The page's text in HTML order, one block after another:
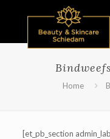
Home
[et_pb_section